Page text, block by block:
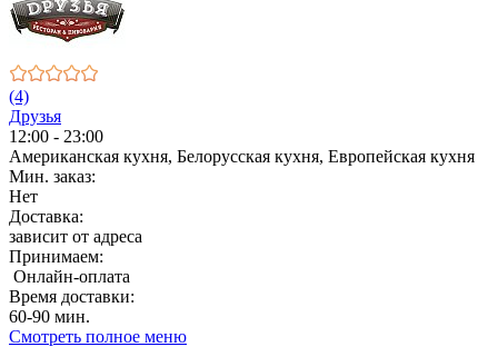
(4)
Друзья
12:00 - 23:00
Американская кухня, Белорусская кухня, Европейская кухня
Мин. заказ:
Нет
Доставка:
зависит от адреса
Принимаем:
Онлайн-оплата
Время доставки:
60-90 мин.
Смотреть полное меню